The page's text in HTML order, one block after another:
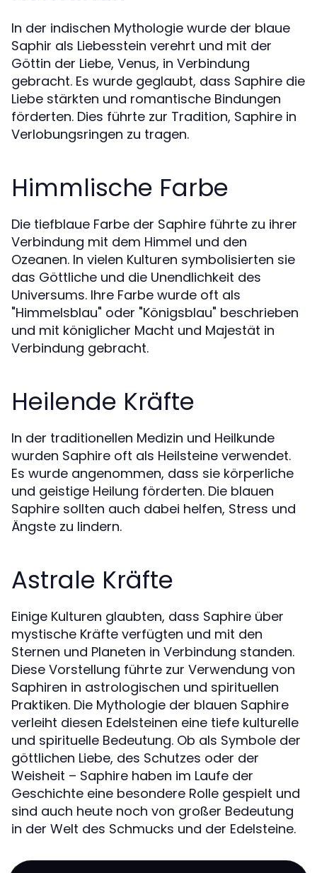
In der indischen Mythologie wurde der blaue
Saphir als Liebesstein verehrt und mit der
Göttin der Liebe, Venus, in Verbindung
gebracht. Es wurde geglaubt, dass Saphire die
Liebe stärkten und romantische Bindungen
förderten. Dies führte zur Tradition, Saphire in
Verlobungsringen zu tragen.
Himmlische Farbe
Die tiefblaue Farbe der Saphire führte zu ihrer
Verbindung mit dem Himmel und den
Ozeanen. In vielen Kulturen symbolisierten sie
das Göttliche und die Unendlichkeit des
Universums. Ihre Farbe wurde oft als
"Himmelsblau" oder "Königsblau" beschrieben
und mit königlicher Macht und Majestät in
Verbindung gebracht.
Heilende Kräfte
In der traditionellen Medizin und Heilkunde
wurden Saphire oft als Heilsteine verwendet.
Es wurde angenommen, dass sie körperliche
und geistige Heilung förderten. Die blauen
Saphire sollten auch dabei helfen, Stress und
Ängste zu lindern.
Astrale Kräfte
Einige Kulturen glaubten, dass Saphire über
mystische Kräfte verfügten und mit den
Sternen und Planeten in Verbindung standen.
Diese Vorstellung führte zur Verwendung von
Saphiren in astrologischen und spirituellen
Praktiken. Die Mythologie der blauen Saphire
verleiht diesen Edelsteinen eine tiefe kulturelle
und spirituelle Bedeutung. Ob als Symbole der
göttlichen Liebe, des Schutzes oder der
Weisheit – Saphire haben im Laufe der
Geschichte eine besondere Rolle gespielt und
sind auch heute noch von großer Bedeutung
in der Welt des Schmucks und der Edelsteine.